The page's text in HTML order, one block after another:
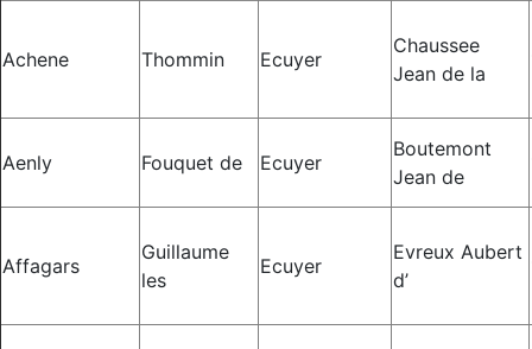
Achene Thommin Ecuyer
Chaussee
Jean de la
Aenly Fouquet de Ecuyer
Boutemont
Jean de
Affagars
Guillaume
les
Ecuyer
Evreux Aubert
d’